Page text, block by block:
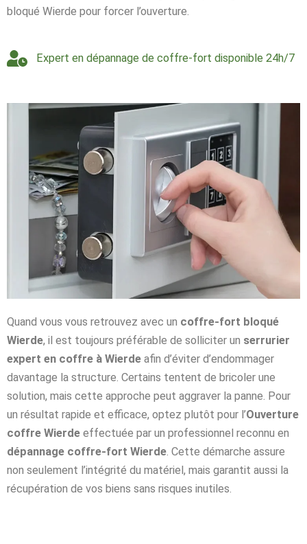
bloqué Wierde pour forcer l’ouverture.
Expert en dépannage de coffre-fort disponible 24h/7
Quand vous vous retrouvez avec un coffre-fort bloqué
Wierde, il est toujours préférable de solliciter un serrurier
expert en coffre à Wierde afin d’éviter d’endommager
davantage la structure. Certains tentent de bricoler une
solution, mais cette approche peut aggraver la panne. Pour
un résultat rapide et efficace, optez plutôt pour l’Ouverture
coffre Wierde effectuée par un professionnel reconnu en
dépannage coffre-fort Wierde. Cette démarche assure
non seulement l’intégrité du matériel, mais garantit aussi la
récupération de vos biens sans risques inutiles.